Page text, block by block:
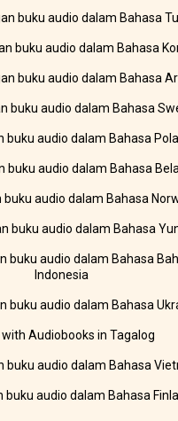
buku audio dalam Bahasa
buku audio dalam Bahasa
buku audio dalam Bahasa
buku audio dalam Bahasa
buku audio dalam Bahasa
buku audio dalam Bahasa
buku audio dalam Bahasa
buku audio dalam Bahasa
buku audio dalam Bahasa
Indonesia
buku audio dalam Bahasa
with Audiobooks in Tagalog
buku audio dalam Bahasa
buku audio dalam Bahasa